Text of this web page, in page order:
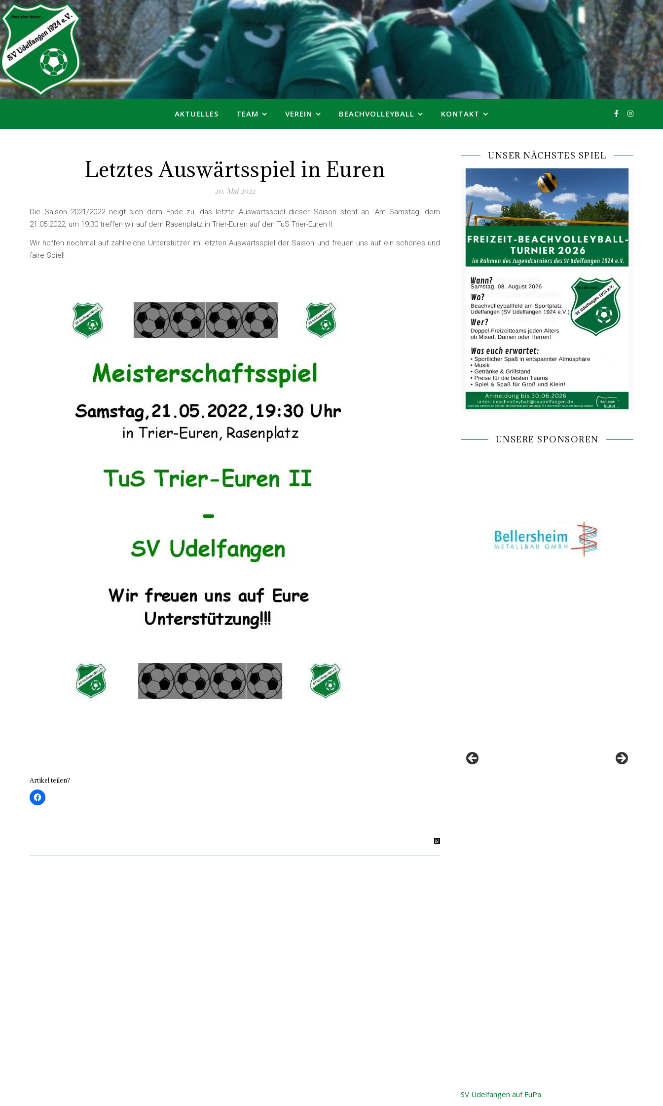
AKTUELLES TEAM VEREIN BEACHVOLLEYBALL KONTAKT
Letztes Auswärtsspiel in Euren
20. Mai 2022
Die Saison 2021/2022 neigt sich dem Ende zu, das letzte Auswärtsspiel dieser Saison steht an. Am Samstag, dem
21.05.2022, um 19:30 treffen wir auf dem Rasenplatz in Trier-Euren auf den TuS Trier-Euren II.
Wir hoffen nochmal auf zahlreiche Unterstützer im letzten Auswärtsspiel der Saison und freuen uns auf ein schönes und
faire Spiel!
Artikel teilen?
UNSER NÄCHSTES SPIEL
UNSERE SPONSOREN
SV Udelfangen auf FuPa